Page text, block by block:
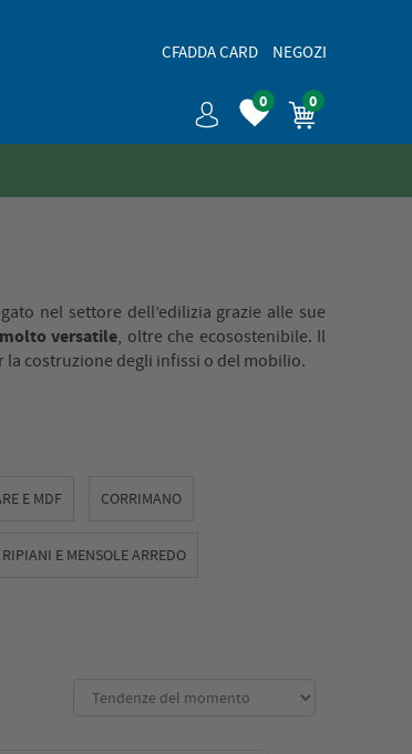
CFADDA CARD NEGOZI
0 0
nel settore dell’edilizia grazie alle sue
molto versatile, oltre che ecosostenibile. Il
la costruzione degli infissi o del mobilio.
E MDF CORRIMANO
RIPIANI E MENSOLE ARREDO